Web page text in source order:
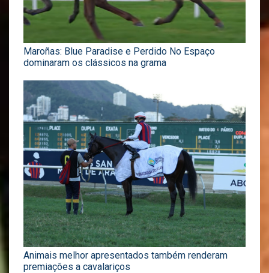
Maroñas: Blue Paradise e Perdido No Espaço
dominaram os clássicos na grama
Animais melhor apresentados também renderam
premiações a cavalariços